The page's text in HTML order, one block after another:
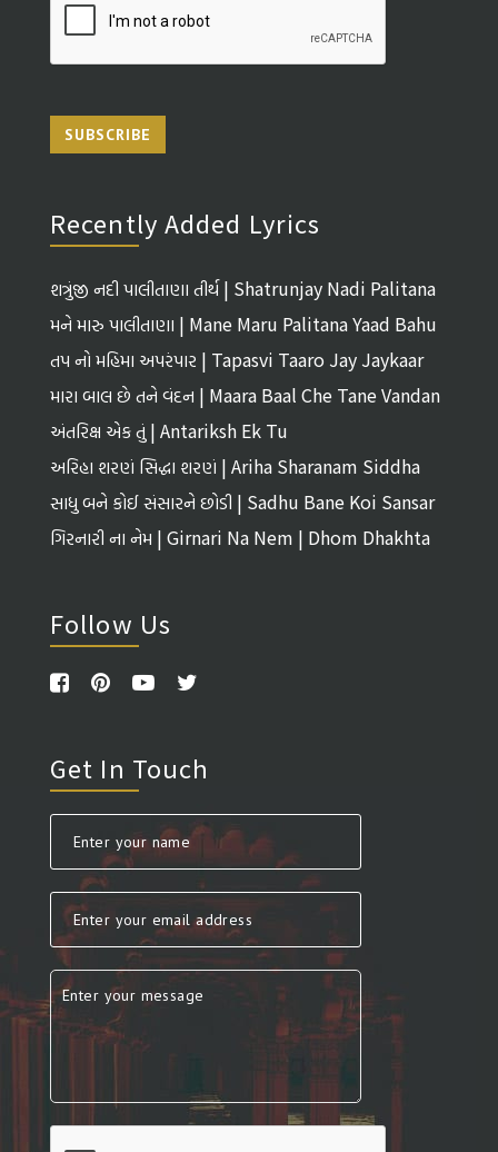
SUBSCRIBE
Recently Added Lyrics
શત્રુંજી નદી પાલીતાણા તીર્થ | Shatrunjay Nadi Palitana
Tirth
મને મારુ પાલીતાણા | Mane Maru Palitana Yaad Bahu
તપ નો મહિમા અપરંપાર | Tapasvi Taaro Jay Jaykaar
મારા બાલ છે તને વંદન | Maara Baal Che Tane Vandan
અંતરિક્ષ એક તું | Antariksh Ek Tu
અરિહા શરણં સિદ્ધા શરણં | Ariha Sharanam Siddha
Sharanam
સાધુ બને કોઈ સંસારને છોડી | Sadhu Bane Koi Sansar
Ne Chhodi
ગિરનારી ના નેમ | Girnari Na Nem | Dhom Dhakhta
Follow Us
Get In Touch